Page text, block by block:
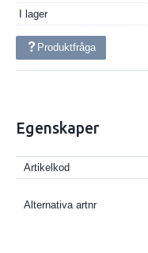
I lager
Produktfråga
Egenskaper
Artikelkod
Alternativa artnr